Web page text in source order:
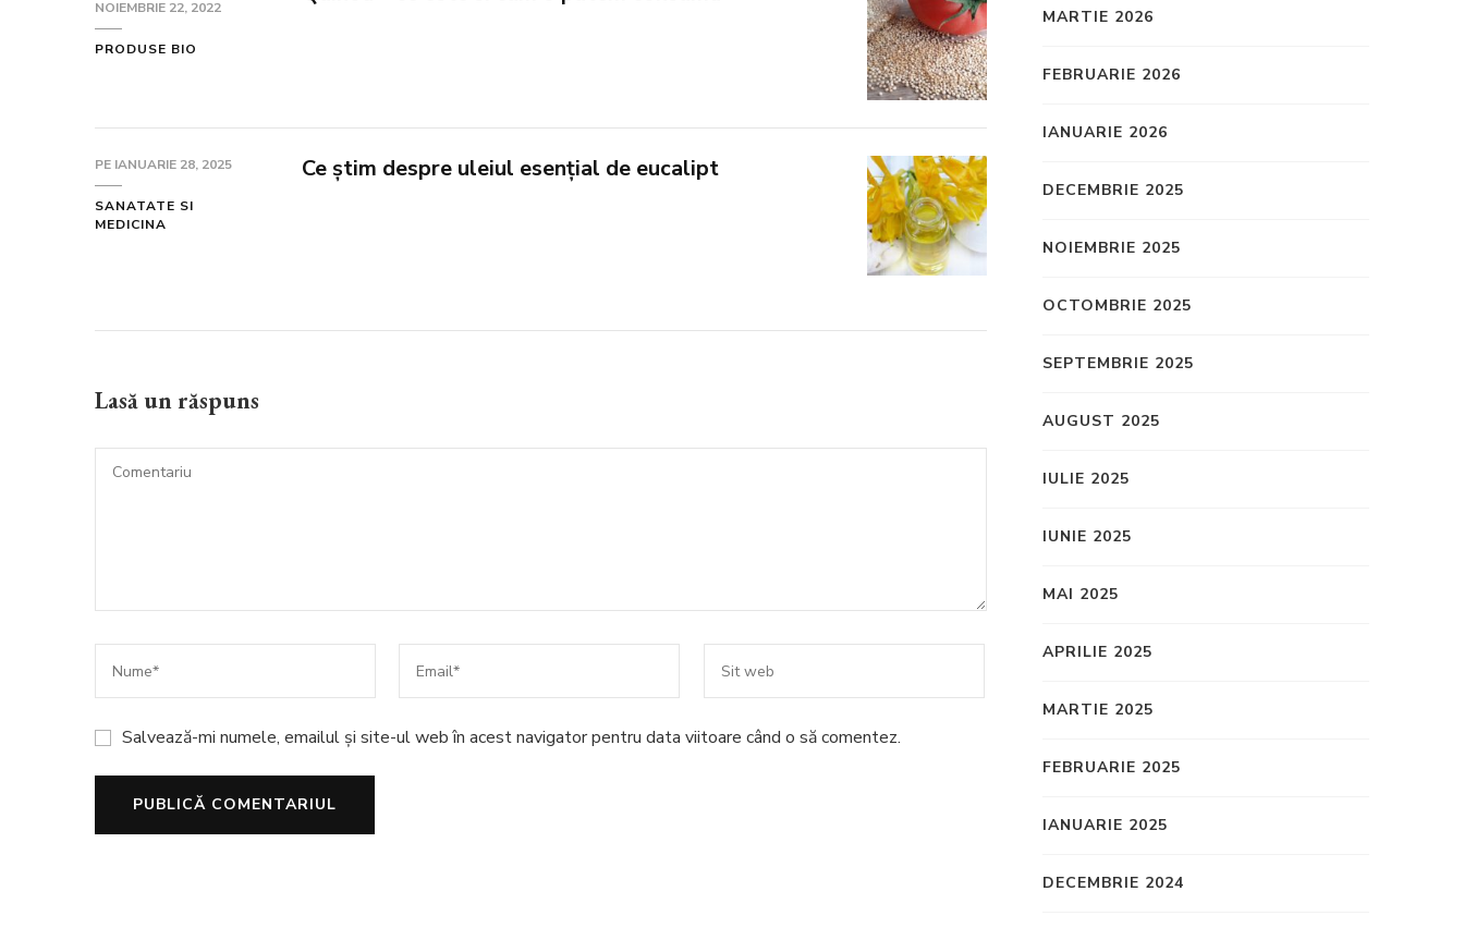
NOIEMBRIE 22, 2022
PRODUSE BIO
PE IANUARIE 28, 2025
SANATATE SI
MEDICINA
Ce știm despre uleiul esențial de eucalipt
Lasă un răspuns
Salvează-mi numele, emailul și site-ul web în acest navigator pentru data viitoare când o să comentez.
MARTIE 2026
FEBRUARIE 2026
IANUARIE 2026
DECEMBRIE 2025
NOIEMBRIE 2025
OCTOMBRIE 2025
SEPTEMBRIE 2025
AUGUST 2025
IULIE 2025
IUNIE 2025
MAI 2025
APRILIE 2025
MARTIE 2025
FEBRUARIE 2025
IANUARIE 2025
DECEMBRIE 2024